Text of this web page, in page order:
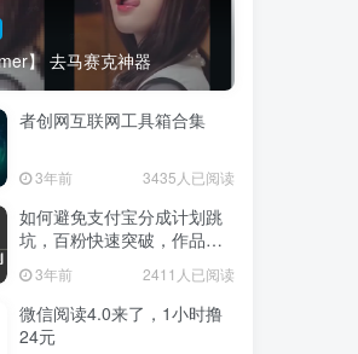
】 去马赛克神器
者创网互联网工具箱合集
3年前 3435人已阅读
如何避免支付宝分成计划跳
坑，百粉快速突破，作品要
3年前 2411人已阅读
微信阅读4.0来了，1小时撸
24元